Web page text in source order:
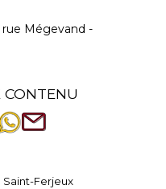
rue Mégevand -
CONTENU
Ferjeux